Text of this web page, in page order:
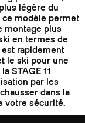
légère du
modèle permet
montage plus
en termes de
rapidement
le ski pour une
STAGE 11
par les
dans la
votre sécurité.